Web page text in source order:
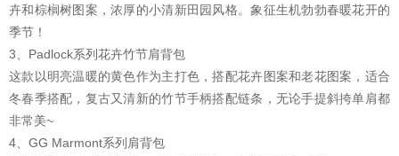
卉和棕榈树图案，浓厚的小清新田园风格。象征生机勃勃春暖花开的
季节！
3、Padlock系列花卉竹节肩背包
这款以明亮温暖的黄色作为主打色，搭配花卉图案和老花图案，适合
冬春季搭配，复古又清新的竹节手柄搭配链条，无论手提斜挎单肩都
非常美~
4、GG Marmont系列肩背包